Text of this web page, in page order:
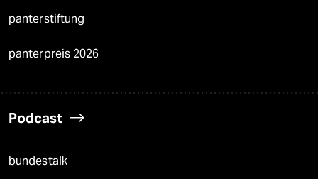
panterstiftung
panterpreis 2026
Podcast
bundestalk